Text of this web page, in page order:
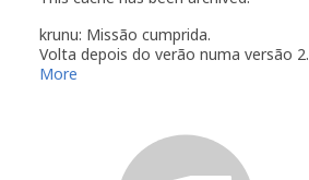
krunu: Missão cumprida.
Volta depois do verão numa versão
Obrigado a todos pelas visitas e pelos
More